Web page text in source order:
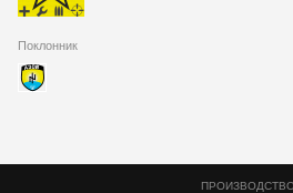
Поклонник